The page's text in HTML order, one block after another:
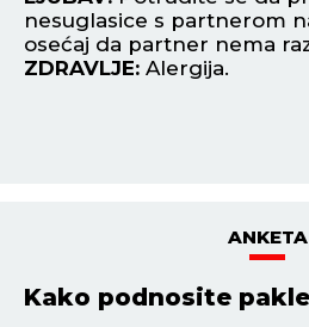
nesuglasice s partnerom
osećaj da partner nema
ZDRAVLJE: Alergija.
ANKETA
Kako podnosite